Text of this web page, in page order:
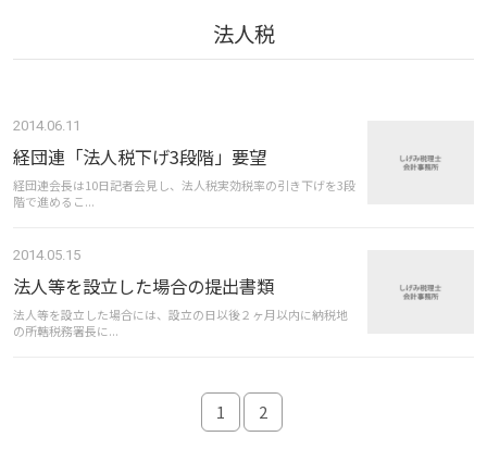
法人税
2014.06.11
経団連「法人税下げ3段階」要望
経団連会長は10日記者会見し、法人税実効税率の引き下げを3段
階で進めるこ...
2014.05.15
法人等を設立した場合の提出書類
法人等を設立した場合には、設立の日以後２ヶ月以内に納税地
の所轄税務署長に...
1 2